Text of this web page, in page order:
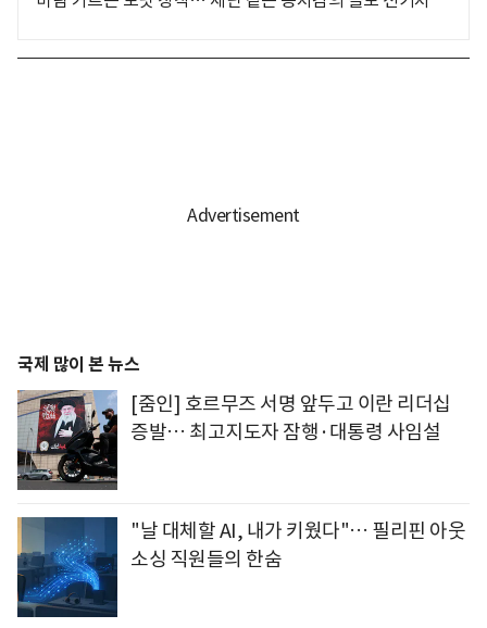
국제 많이 본 뉴스
[줌인] 호르무즈 서명 앞두고 이란 리더십
증발… 최고지도자 잠행·대통령 사임설
"날 대체할 AI, 내가 키웠다"… 필리핀 아웃
소싱 직원들의 한숨